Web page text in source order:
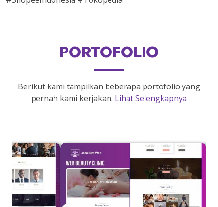
PORTOFOLIO
Berikut kami tampilkan beberapa portofolio yang
pernah kami kerjakan. Lihat Selengkapnya